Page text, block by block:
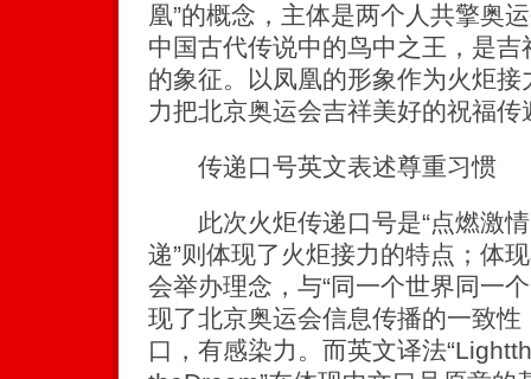
凰”的概念，主体是两个人共擎奥
中国古代传说中的鸟中之王，是
的象征。以凤凰的形象作为火炬
力把北京奥运会吉祥美好的祝福
传递口号英文表述尊重习惯
此次火炬传递口号是“点燃激情
递”则体现了火炬接力的特点；体
会举办理念，与“同一个世界同一
现了北京奥运会信息传播的一致
口，有感染力。而英文译法